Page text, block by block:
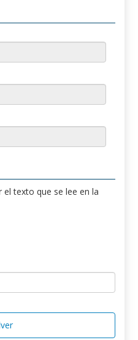
texto que se lee en la